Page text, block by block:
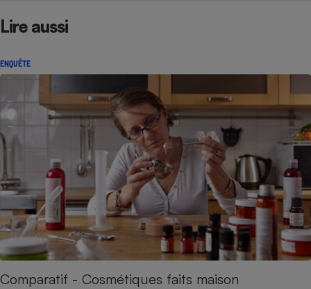
Lire aussi
ENQUÊTE
Comparatif - Cosmétiques faits maison